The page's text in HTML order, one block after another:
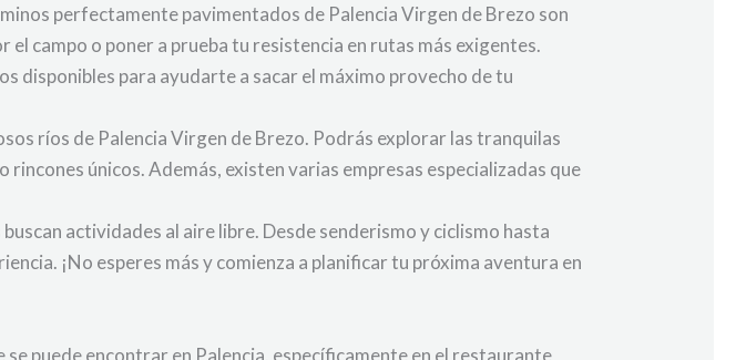
perfectamente pavimentados de Palencia Virgen de Brezo son
campo o poner a prueba tu resistencia en rutas más exigentes.
disponibles para ayudarte a sacar el máximo provecho de tu
ríos de Palencia Virgen de Brezo. Podrás explorar las tranquilas
únicos. Además, existen varias empresas especializadas que
actividades al aire libre. Desde senderismo y ciclismo hasta
¡No esperes más y comienza a planificar tu próxima aventura en
puede encontrar en Palencia, específicamente en el restaurante